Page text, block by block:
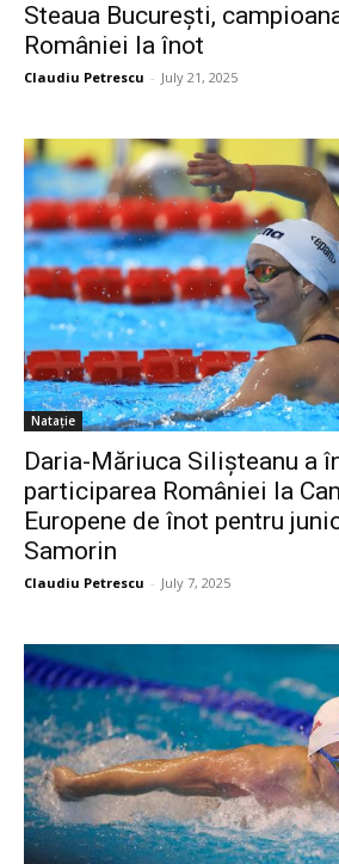
Steaua București,
României la înot
Claudiu Petrescu - July 21, 2025
Natație
Daria-Măriuca Silișteanu a
participarea României la
Europene de înot pentru
Samorin
Claudiu Petrescu - July 7, 2025